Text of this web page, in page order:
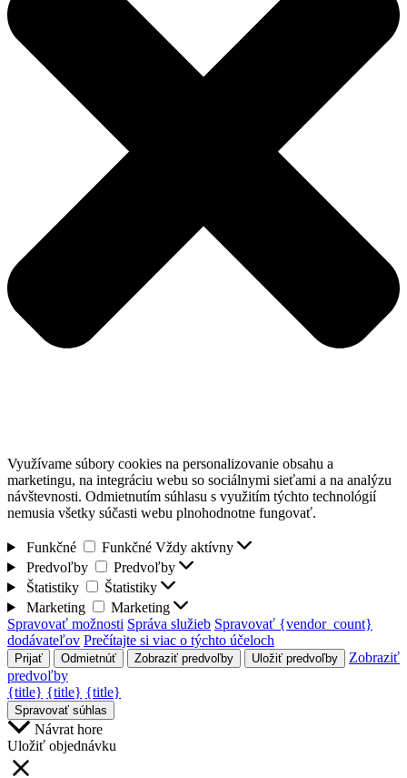
Využívame súbory cookies na personalizovanie obsahu a
marketingu, na integráciu webu so sociálnymi sieťami a na analýzu
návštevnosti. Odmietnutím súhlasu s využitím týchto technológií
nemusia všetky súčasti webu plnohodnotne fungovať.
Funkčné Funkčné Vždy aktívny
Predvoľby
Predvoľby
Štatistiky
Štatistiky
Marketing
Marketing
Spravovať možnosti Správa služieb Spravovať {vendor_count}
dodávateľov Prečítajte si viac o týchto účeloch
Prijať Odmietnúť Zobraziť predvoľby Uložiť predvoľby
Zobraziť
predvoľby
{title} {title} {title}
Spravovať súhlas
Návrat hore
Uložiť objednávku